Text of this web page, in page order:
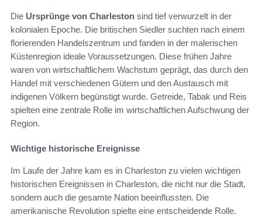
Die Ursprünge von Charleston sind tief verwurzelt in der
kolonialen Epoche. Die britischen Siedler suchten nach einem
florierenden Handelszentrum und fanden in der malerischen
Küstenregion ideale Voraussetzungen. Diese frühen Jahre
waren von wirtschaftlichem Wachstum geprägt, das durch den
Handel mit verschiedenen Gütern und den Austausch mit
indigenen Völkern begünstigt wurde. Getreide, Tabak und Reis
spielten eine zentrale Rolle im wirtschaftlichen Aufschwung der
Region.
Wichtige historische Ereignisse
Im Laufe der Jahre kam es in Charleston zu vielen wichtigen
historischen Ereignissen in Charleston, die nicht nur die Stadt,
sondern auch die gesamte Nation beeinflussten. Die
amerikanische Revolution spielte eine entscheidende Rolle.